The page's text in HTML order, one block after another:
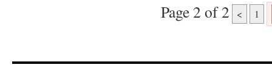
Page 2 of 2 < 1